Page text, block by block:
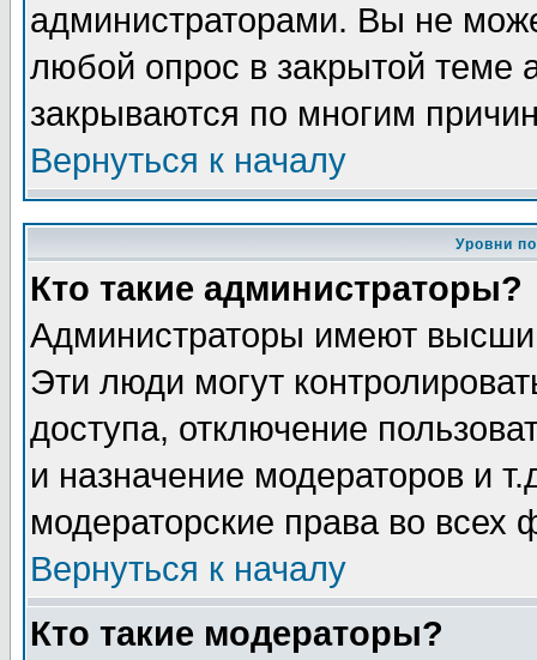
администраторами. Вы не
любой опрос в закрытой теме
закрываются по многим
Вернуться к началу
Уровни
Кто такие администраторы?
Администраторы имеют
Эти люди могут
доступа, отключение
и назначение модераторов и
модераторские права во всех
Вернуться к началу
Кто такие модераторы?